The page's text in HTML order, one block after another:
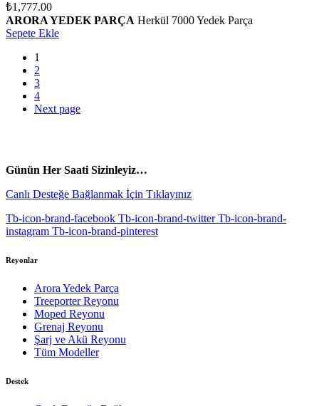
₺1,777.00
ARORA YEDEK PARÇA Herkül 7000 Yedek Parça
Sepete Ekle
1
2
3
4
Next page
Günün Her Saati Sizinleyiz…
Canlı Desteğe Bağlanmak İçin Tıklayınız
Tb-icon-brand-facebook Tb-icon-brand-twitter Tb-icon-brand-
instagram Tb-icon-brand-pinterest
Reyonlar
Arora Yedek Parça
Treeporter Reyonu
Moped Reyonu
Grenaj Reyonu
Şarj ve Akü Reyonu
Tüm Modeller
Destek